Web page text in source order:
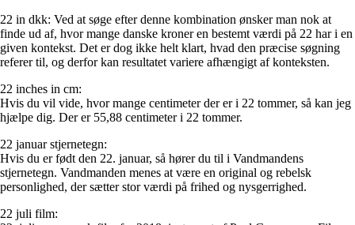
22 in dkk: Ved at søge efter denne kombination ønsker man nok at
finde ud af, hvor mange danske kroner en bestemt værdi på 22 har i en
given kontekst. Det er dog ikke helt klart, hvad den præcise søgning
referer til, og derfor kan resultatet variere afhængigt af konteksten.
22 inches in cm:
Hvis du vil vide, hvor mange centimeter der er i 22 tommer, så kan jeg
hjælpe dig. Der er 55,88 centimeter i 22 tommer.
22 januar stjernetegn:
Hvis du er født den 22. januar, så hører du til i Vandmandens
stjernetegn. Vandmanden menes at være en original og rebelsk
personlighed, der sætter stor værdi på frihed og nysgerrighed.
22 juli film: